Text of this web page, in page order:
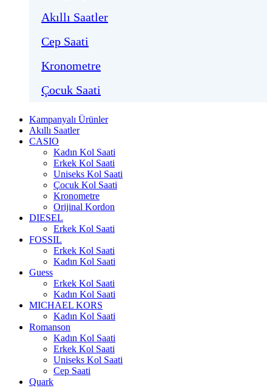
Akıllı Saatler
Cep Saati
Kronometre
Çocuk Saati
Kampanyalı Ürünler
Akıllı Saatler
CASIO
Kadın Kol Saati
Erkek Kol Saati
Uniseks Kol Saati
Çocuk Kol Saati
Kronometre
Orijinal Kordon
DIESEL
Erkek Kol Saati
FOSSIL
Erkek Kol Saati
Kadın Kol Saati
Guess
Erkek Kol Saati
Kadın Kol Saati
MICHAEL KORS
Kadın Kol Saati
Romanson
Kadın Kol Saati
Erkek Kol Saati
Uniseks Kol Saati
Cep Saati
Quark